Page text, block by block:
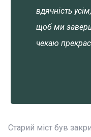
вдячність
щоб ми
чекаю
Старий міст був